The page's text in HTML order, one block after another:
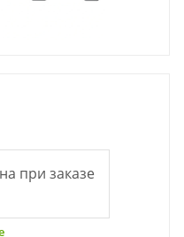
при заказе